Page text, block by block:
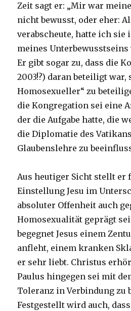
Zeit sagt er: „Mir war
nicht bewusst, oder eher:
verabscheute, hatte ich sie
meines Unterbewusstseins
Er gibt sogar zu, dass die
2003!?) daran beteiligt war,
Homosexueller“ zu
die Kongregation sei eine
der die Aufgabe hatte, die
die Diplomatie des
Glaubenslehre zu
Aus heutiger Sicht stellt er
Einstellung Jesu im
absoluter Offenheit auch
Homosexualität geprägt
begegnet Jesus einem
anfleht, einem kranken
er sehr liebt. Christus erhört
Paulus hingegen sei mit
Toleranz in Verbindung zu
Festgestellt wird auch,